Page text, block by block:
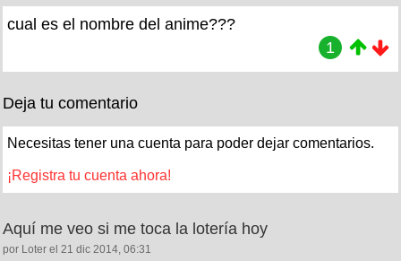
cual es el nombre del anime???
1
Deja tu comentario
Necesitas tener una cuenta para poder dejar comentarios.
¡Registra tu cuenta ahora!
Aquí me veo si me toca la lotería hoy
por Loter el 21 dic 2014, 06:31